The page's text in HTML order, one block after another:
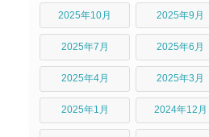
2025年10月 2025年9月
2025年7月 2025年6月
2025年4月 2025年3月
2025年1月 2024年12月